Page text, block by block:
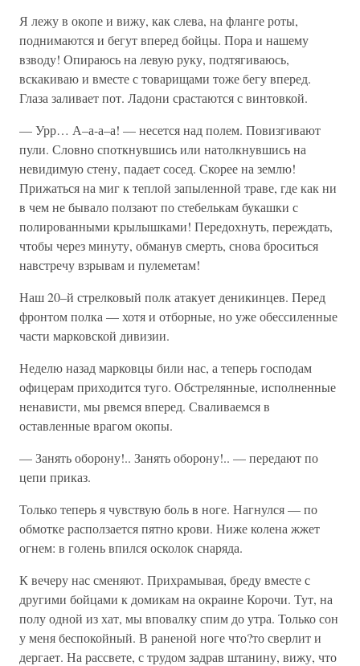
Я лежу в окопе и вижу, как слева, на фланге роты,
поднимаются и бегут вперед бойцы. Пора и нашему
взводу! Опираюсь на левую руку, подтягиваюсь,
вскакиваю и вместе с товарищами тоже бегу вперед.
Глаза заливает пот. Ладони срастаются с винтовкой.
— Урр… А–а-а–а! — несется над полем. Повизгивают
пули. Словно споткнувшись или натолкнувшись на
невидимую стену, падает сосед. Скорее на землю!
Прижаться на миг к теплой запыленной траве, где как ни
в чем не бывало ползают по стебелькам букашки с
полированными крылышками! Передохнуть, переждать,
чтобы через минуту, обманув смерть, снова броситься
навстречу взрывам и пулеметам!
Наш 20–й стрелковый полк атакует деникинцев. Перед
фронтом полка — хотя и отборные, но уже обессиленные
части марковской дивизии.
Неделю назад марковцы били нас, а теперь господам
офицерам приходится туго. Обстрелянные, исполненные
ненависти, мы рвемся вперед. Сваливаемся в
оставленные врагом окопы.
— Занять оборону!.. Занять оборону!.. — передают по
цепи приказ.
Только теперь я чувствую боль в ноге. Нагнулся — по
обмотке расползается пятно крови. Ниже колена жжет
огнем: в голень впился осколок снаряда.
К вечеру нас сменяют. Прихрамывая, бреду вместе с
другими бойцами к домикам на окраине Корочи. Тут, на
полу одной из хат, мы вповалку спим до утра. Только сон
у меня беспокойный. В раненой ноге что?то сверлит и
дергает. На рассвете, с трудом задрав штанину, вижу, что